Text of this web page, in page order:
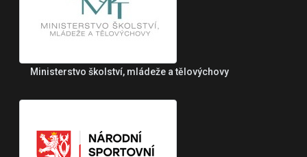
Ministerstvo školství, mládeže a tělovýchovy